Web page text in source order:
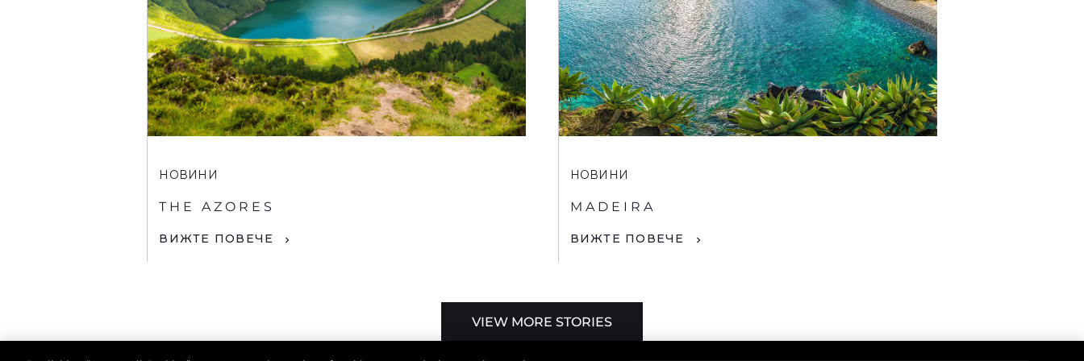
НОВИНИ
THE AZORES
ВИЖТЕ ПОВЕЧЕ
НОВИНИ
MADEIRA
ВИЖТЕ ПОВЕЧЕ
VIEW MORE STORIES